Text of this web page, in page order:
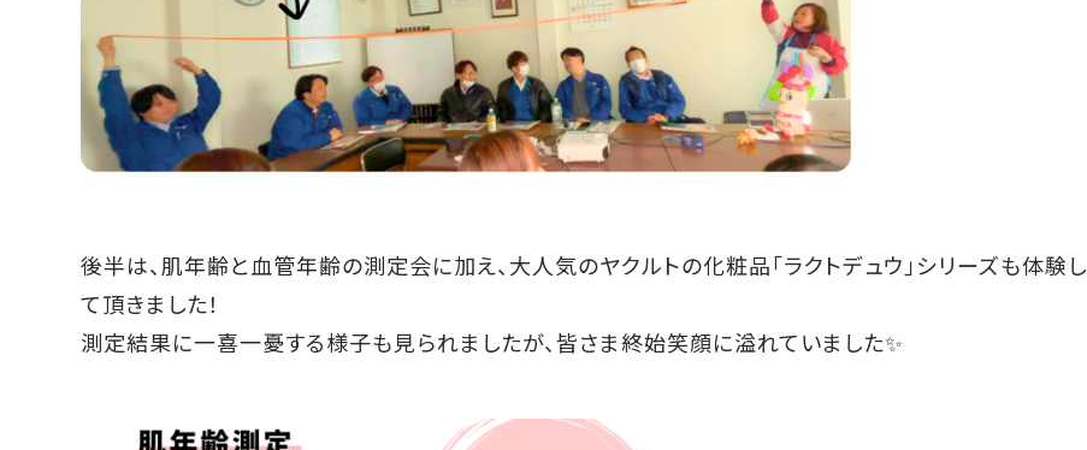
後半は、肌年齢と血管年齢の測定会に加え、大人気のヤクルトの化粧品「ラクトデュウ」シリーズも体験し
て頂きました！
測定結果に一喜一憂する様子も見られましたが、皆さま終始笑顔に溢れていました✨